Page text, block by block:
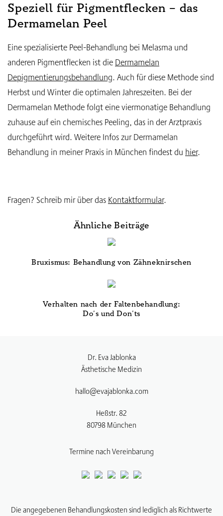
Speziell für Pigmentflecken – das
Dermamelan Peel
Eine spezialisierte Peel-Behandlung bei Melasma und
anderen Pigmentflecken ist dieDermamelan
Depigmentierungsbehandlung. Auch für diese Methode sind
Herbst und Winter die optimalen Jahreszeiten. Bei der
Dermamelan Methode folgt eine viermonatige Behandlung
zuhause auf ein chemisches Peeling, das in der Arztpraxis
durchgeführt wird. Weitere Infos zur Dermamelan
Behandlung in meiner Praxis in München findest du hier.
Fragen? Schreib mir über dasKontaktformular.
Ähnliche Beiträge
Bruxismus: Behandlung von Zähneknirschen
Verhalten nach der Faltenbehandlung:
Do’s und Don’ts
Dr. Eva Jablonka
Ästhetische Medizin
hallo@evajablonka.com
Heßstr. 82
80798München
Termine nach Vereinbarung
Die angegebenen Behandlungskosten sind lediglich als Richtwerte